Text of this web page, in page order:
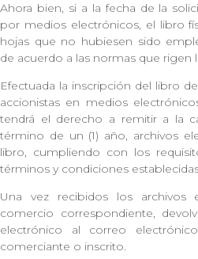
Ahora bien, si a la fecha de la
por medios electrónicos, el libro
hojas que no hubiesen sido
de acuerdo a las normas que rigen
Efectuada la inscripción del libro
accionistas en medios
tendrá el derecho a remitir a la
término de un (1) año, archivos
libro, cumpliendo con los
términos y condiciones
Una vez recibidos los archivos
comercio correspondiente,
electrónico al correo
comerciante o inscrito.